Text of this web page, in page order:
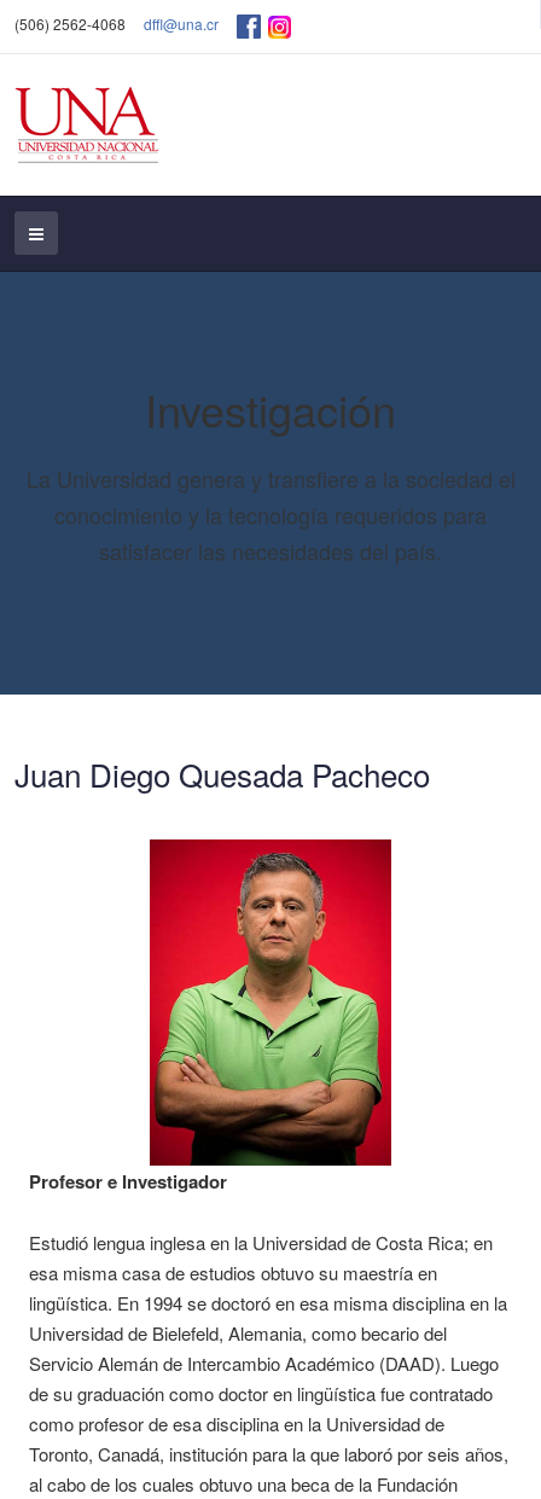
(506) 2562-4068 dffl@una.cr
Investigación
La Universidad genera y transfiere a la sociedad el
conocimiento y la tecnología requeridos para
satisfacer las necesidades del país.
Juan Diego Quesada Pacheco
Profesor e Investigador
Estudió lengua inglesa en la Universidad de Costa Rica; en
esa misma casa de estudios obtuvo su maestría en
lingüística. En 1994 se doctoró en esa misma disciplina en la
Universidad de Bielefeld, Alemania, como becario del
Servicio Alemán de Intercambio Académico (DAAD). Luego
de su graduación como doctor en lingüística fue contratado
como profesor de esa disciplina en la Universidad de
Toronto, Canadá, institución para la que laboró por seis años,
al cabo de los cuales obtuvo una beca de la Fundación